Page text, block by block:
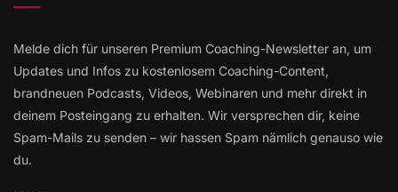
Melde dich für unseren Premium Coaching-Newsletter an, um
Updates und Infos zu kostenlosem Coaching-Content,
brandneuen Podcasts, Videos, Webinaren und mehr direkt in
deinem Posteingang zu erhalten. Wir versprechen dir, keine
Spam-Mails zu senden – wir hassen Spam nämlich genauso wie
du.